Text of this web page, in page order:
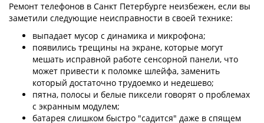
Ремонт телефонов в Санкт Петербурге неизбежен, если вы
заметили следующие неисправности в своей технике:
выпадает мусор с динамика и микрофона;
появились трещины на экране, которые могут
мешать исправной работе сенсорной панели, что
может привести к поломке шлейфа, заменить
который достаточно трудоемко и недешево;
пятна, полосы и белые пиксели говорят о проблемах
с экранным модулем;
батарея слишком быстро "садится" даже в спящем